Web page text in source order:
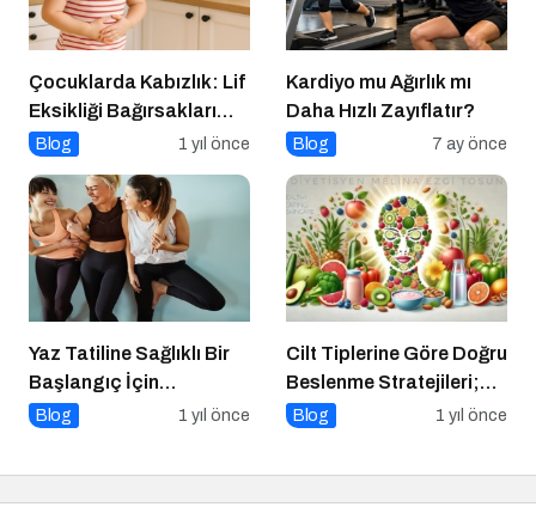
Çocuklarda Kabızlık: Lif
Eksikliği Bağırsakları
Nasıl Yavaşlatır?
Blog 1 yıl önce
Kardiyo mu Ağırlık mı
Daha Hızlı Zayıflatır?
Blog 7 ay önce
Yaz Tatiline Sağlıklı Bir
Başlangıç İçin
Beslenme
Blog 1 yıl önce
Cilt Tiplerine Göre Doğru
Beslenme Stratejileri;
Genç ve Parlak Cilt İçin
Blog 1 yıl önce